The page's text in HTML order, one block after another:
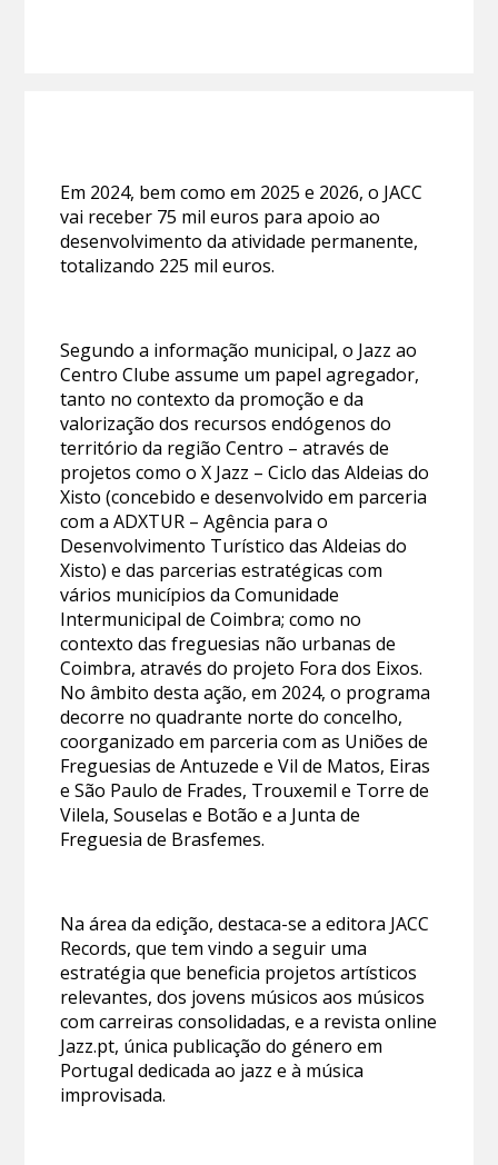
Em 2024, bem como em 2025 e 2026, o JACC
vai receber 75 mil euros para apoio ao
desenvolvimento da atividade permanente,
totalizando 225 mil euros.
Segundo a informação municipal, o Jazz ao
Centro Clube assume um papel agregador,
tanto no contexto da promoção e da
valorização dos recursos endógenos do
território da região Centro – através de
projetos como o X Jazz – Ciclo das Aldeias do
Xisto (concebido e desenvolvido em parceria
com a ADXTUR – Agência para o
Desenvolvimento Turístico das Aldeias do
Xisto) e das parcerias estratégicas com
vários municípios da Comunidade
Intermunicipal de Coimbra; como no
contexto das freguesias não urbanas de
Coimbra, através do projeto Fora dos Eixos.
No âmbito desta ação, em 2024, o programa
decorre no quadrante norte do concelho,
coorganizado em parceria com as Uniões de
Freguesias de Antuzede e Vil de Matos, Eiras
e São Paulo de Frades, Trouxemil e Torre de
Vilela, Souselas e Botão e a Junta de
Freguesia de Brasfemes.
Na área da edição, destaca-se a editora JACC
Records, que tem vindo a seguir uma
estratégia que beneficia projetos artísticos
relevantes, dos jovens músicos aos músicos
com carreiras consolidadas, e a revista online
Jazz.pt, única publicação do género em
Portugal dedicada ao jazz e à música
improvisada.